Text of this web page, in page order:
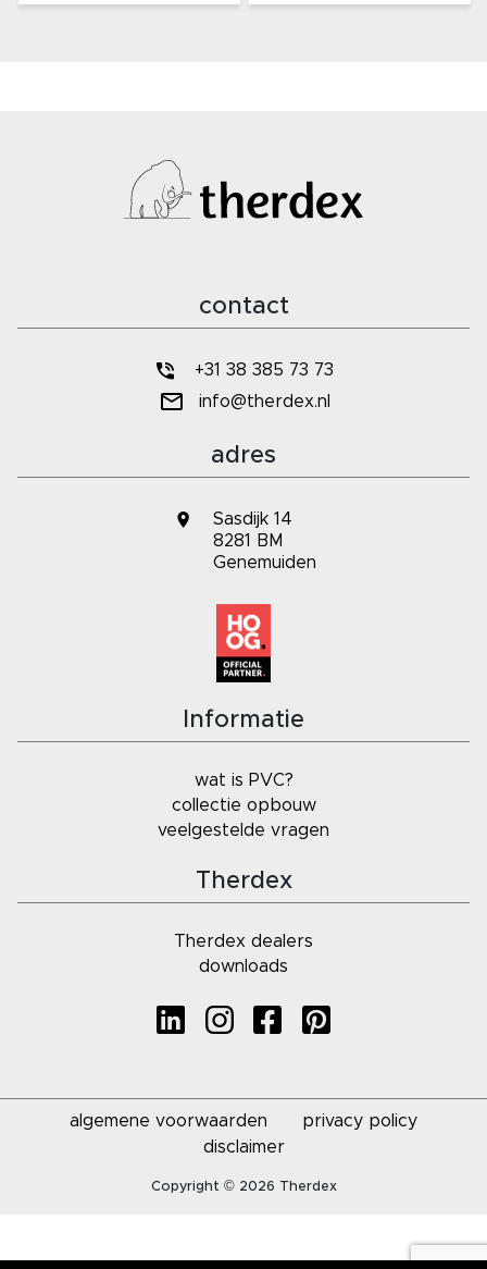
contact
+31 38 385 73 73
info@therdex.nl
adres
Sasdijk 14
8281 BM
Genemuiden
Informatie
wat is PVC?
collectie opbouw
veelgestelde vragen
Therdex
Therdex dealers
downloads
Copyright © 2026 Therdex
algemene voorwaarden
privacy policy
disclaimer